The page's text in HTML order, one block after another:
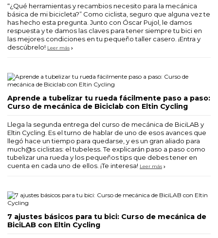
“¿Qué herramientas y recambios necesito para la mecánica
básica de mi bicicleta?” Como ciclista, seguro que alguna vez te
has hecho esta pregunta. Junto con Óscar Pujol, le damos
respuesta y te damos las claves para tener siempre tu bici en
las mejores condiciones en tu pequeño taller casero. ¡Entra y
descúbrelo! Leer más
Aprende a tubelizar tu rueda fácilmente paso a paso:
Curso de mecánica de Biciclab con Eltin Cycling
Llega la segunda entrega del curso de mecánica de BiciLAB y
Eltin Cycling. Es el turno de hablar de uno de esos avances que
llegó hace un tiempo para quedarse, y es un gran aliado para
much@s ciclistas: el tubeless. Te explicarán paso a paso como
tubelizar una rueda y los pequeños tips que debes tener en
cuenta en cada uno de ellos. ¡Te interesa! Leer más
7 ajustes básicos para tu bici: Curso de mecánica de
BiciLAB con Eltin Cycling